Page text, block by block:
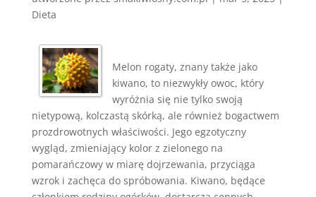
Dieta
Melon rogaty, znany także jako
kiwano, to niezwykły owoc, który
wyróżnia się nie tylko swoją
nietypową, kolczastą skórką, ale również bogactwem
prozdrowotnych właściwości. Jego egzotyczny
wygląd, zmieniający kolor z zielonego na
pomarańczowy w miarę dojrzewania, przyciąga
wzrok i zachęca do spróbowania. Kiwano, będące